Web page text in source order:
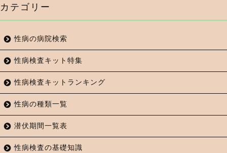
カテゴリー
性病の病院検索
性病検査キット特集
性病検査キットランキング
性病の種類一覧
潜伏期間一覧表
性病検査の基礎知識